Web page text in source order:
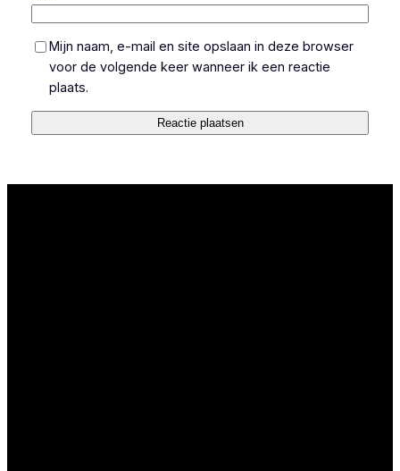
Mijn naam, e-mail en site opslaan in deze browser
voor de volgende keer wanneer ik een reactie
plaats.